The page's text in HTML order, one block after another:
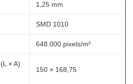
1,25 mm
SMD 1010
648.000 pixels/m²
× A)
150 × 168,75